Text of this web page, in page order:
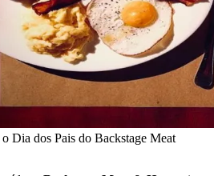
Dia dos Pais do Backstage Meat